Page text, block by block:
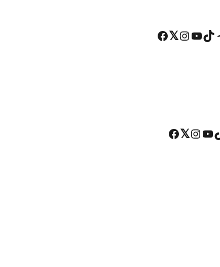
Facebook Twitter Instagram YouTube TikTok
Facebook Twitter Instagram YouTube TikTok